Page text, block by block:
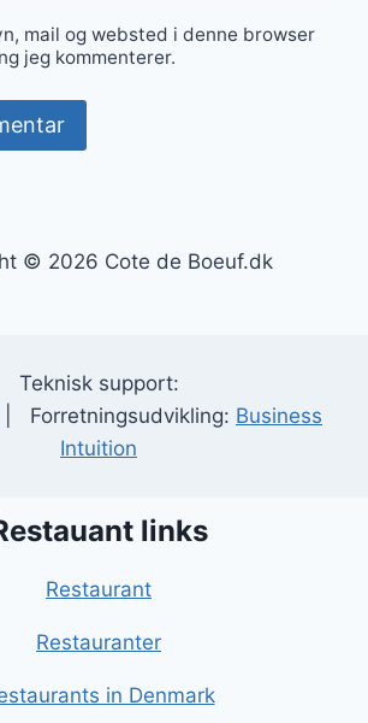
mail og websted i denne browser
jeg kommenterer.
© 2026 Cote de Boeuf.dk
Teknisk support:
| Forretningsudvikling: Business
Intuition
links
Restaurant
Restauranter
in Denmark